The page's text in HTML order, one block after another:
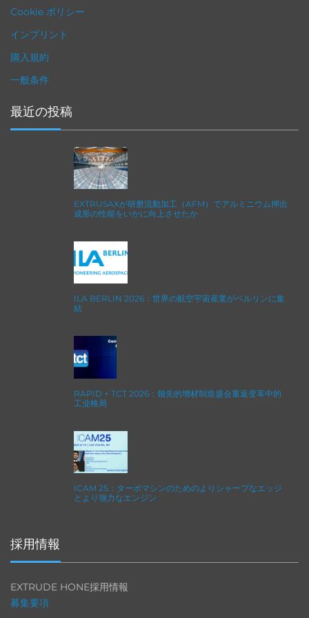
Cookie ポリシー
インプリント
購入規約
一般条件
最近の投稿
EXTRUSAXが研磨流動加工（AFM）でアルミニウム押出
成形の性能をいかに向上させたか
ILA BERLIN 2026：世界の航空宇宙産業がベルリンに集
結
RAPID + TCT 2026：领先的增材制造盛会重返变革中的
工业格局
ICAM 25：ターボマシンのためのよりシャープなエッジ
とより強力なエンジン
採用情報
EXTRUDE HONE採用情報
募集要項